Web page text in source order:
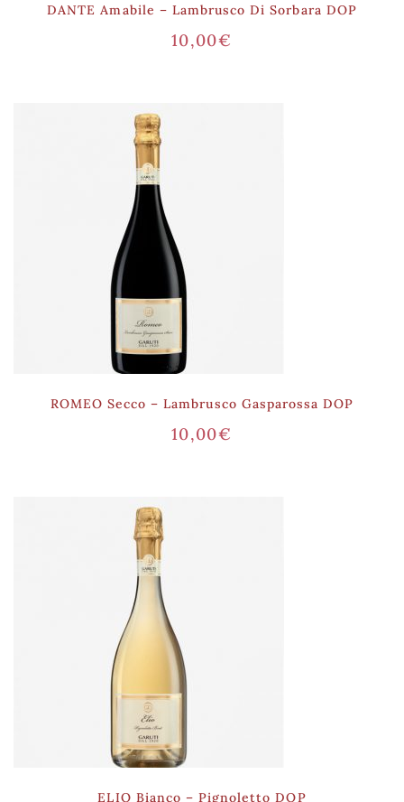
DANTE Amabile – Lambrusco Di Sorbara DOP
10,00€
ROMEO Secco – Lambrusco Gasparossa DOP
10,00€
ELIO Bianco – Pignoletto DOP